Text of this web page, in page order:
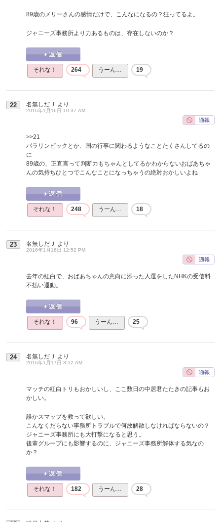
89歳のメリーさんの感情だけで、こんなになるの？狂ってるよ。
ジャニーズ事務所より力あるものは、存在しないのか？
それな！ 264 うーん… 19
22 名無しだＪ より
2016年1月16日 10:37 AM
>>21
パラリンピックとか、国の行事に関わるようなことたくさんしてるの
に
89歳の、正直言って判断力もちゃんとしてるかわからないおばあちゃ
んの気持ちひとつでこんなことになっちゃうの絶対おかしいよね
それな！ 248 うーん… 18
23 名無しだＪ より
2016年1月16日 12:52 PM
去年の紅白で、おばあちゃんの意向に添った人選をしたNHKの受信料
不払い運動。
それな！ 96 うーん… 25
24 名無しだＪ より
2016年1月17日 3:52 AM
マッチの紅白トリもおかしいし、ここ数日の中居君たたきの記事もお
かしい。
誰かスマップを救って欲しい。
こんなくだらない事務所トラブルで何故解散しなければならないの？
ジャニーズ事務所にも大打撃になると思う。
後輩グループにも影響するのに、ジャニーズ事務所解体する気なの
か？
それな！ 182 うーん… 28